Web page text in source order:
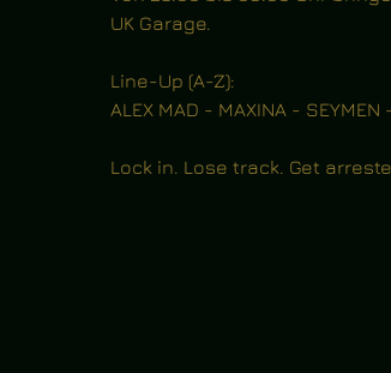
UK Garage.
Line-Up (A-Z):
ALEX MAD - MAXINA - SEYMEN
Lock in. Lose track. Get